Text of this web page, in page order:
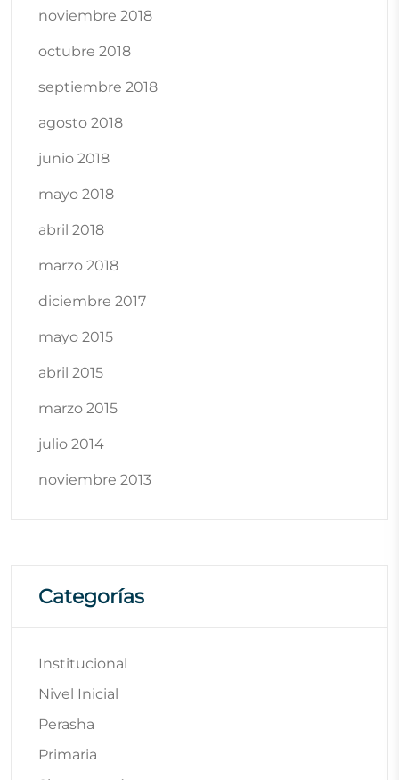
noviembre 2018
octubre 2018
septiembre 2018
agosto 2018
junio 2018
mayo 2018
abril 2018
marzo 2018
diciembre 2017
mayo 2015
abril 2015
marzo 2015
julio 2014
noviembre 2013
Categorías
Institucional
Nivel Inicial
Perasha
Primaria